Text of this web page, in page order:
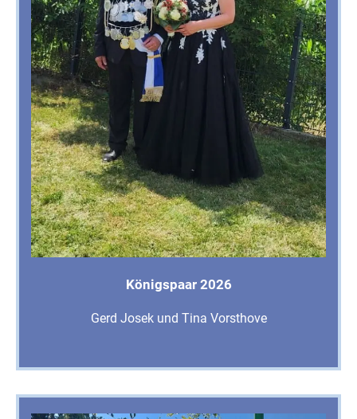
Königspaar 2026
Gerd Josek und Tina Vorsthove